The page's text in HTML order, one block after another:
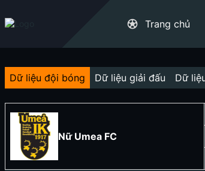
Trang chủ
Dữ liệu đội bóng Dữ liệu giải đấu Dữ
Nữ Umea FC